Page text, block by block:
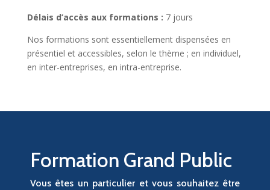
Délais d’accès aux formations : 7 jours
Nos formations sont essentiellement dispensées en
présentiel et accessibles, selon le thème ; en individuel,
en inter-entreprises, en intra-entreprise.
Formation Grand Public
Vous êtes un particulier et vous souhaitez être